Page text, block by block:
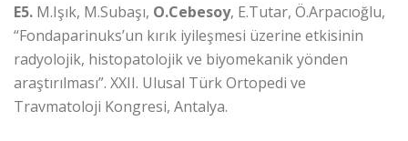
E5. M.Işık, M.Subaşı, O.Cebesoy, E.Tutar, Ö.Arpacıoğlu,
“Fondaparinuks’un kırık iyileşmesi üzerine etkisinin
radyolojik, histopatolojik ve biyomekanik yönden
araştırılması”. XXII. Ulusal Türk Ortopedi ve
Travmatoloji Kongresi, Antalya.